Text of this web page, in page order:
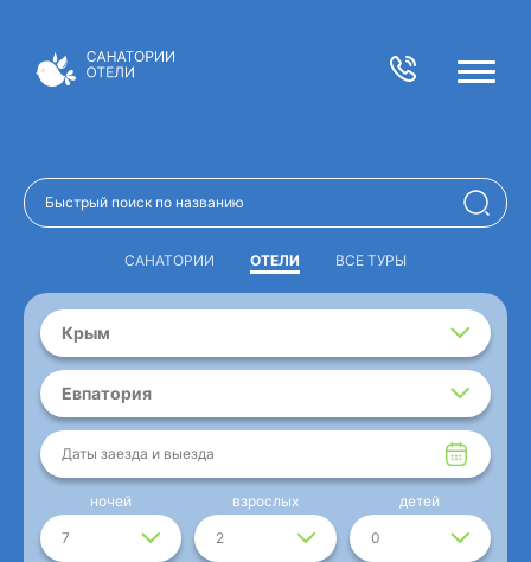
САНАТОРИИ ОТЕЛИ ВСЕ ТУРЫ
Крым
Евпатория
Даты заезда и выезда
7
ночей
2
взрослых
0
детей